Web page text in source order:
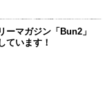
ーマガジン「Bun2」
ています！